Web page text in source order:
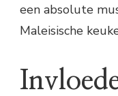
een absolute
Maleisische